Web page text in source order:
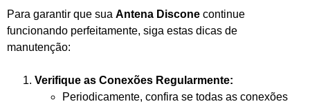
Para garantir que sua Antena Discone continue
funcionando perfeitamente, siga estas dicas de
manutenção:
Verifique as Conexões Regularmente:
Periodicamente, confira se todas as conexões